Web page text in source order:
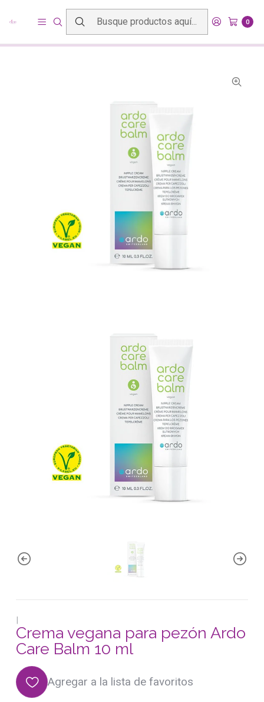
0
Cuidados del pecho materno
Crema vegana para pezón Ardo Care Balm 10 ml
|
Crema vegana para pezón Ardo
Care Balm 10 ml
Agregar a la lista de favoritos